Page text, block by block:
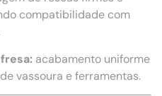
compatibilidade com
acabamento uniforme
vassoura e ferramentas.